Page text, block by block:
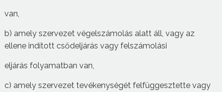
van,
b) amely szervezet végelszámolás alatt áll, vagy az
ellene indított csődeljárás vagy felszámolási
eljárás folyamatban van,
c) amely szervezet tevékenységét felfüggesztette vagy